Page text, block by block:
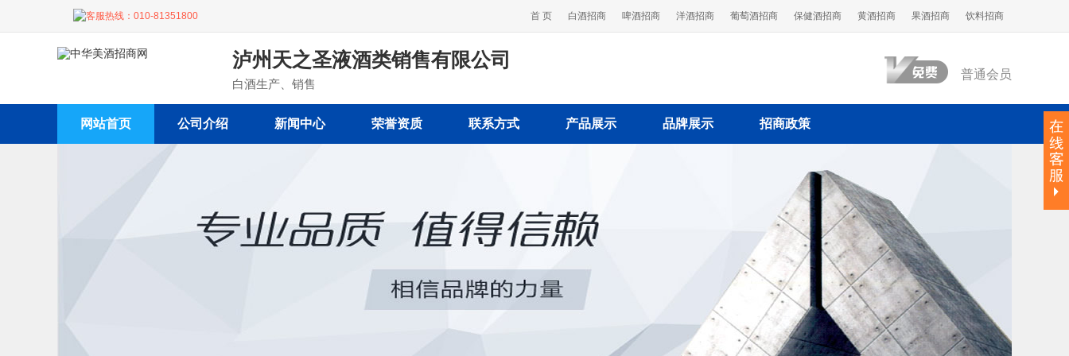
客服热线： 010-81351800 首 页 白酒招商 啤酒招商 洋酒招商 葡萄酒招商 保健酒招商 黄酒招商 果酒招商 饮料招商
泸州天之圣液酒类销售有限公司
白酒生产、销售
普通会员
网站首页 公司介绍 新闻中心 荣誉资质 联系方式 产品展示 品牌展示 招商政策